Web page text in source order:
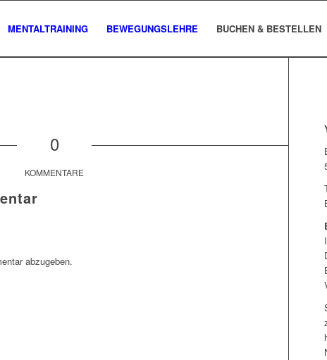
MENTALTRAINING BEWEGUNGSLEHRE BUCHEN & BESTELLEN
0
KOMMENTARE
abzugeben.